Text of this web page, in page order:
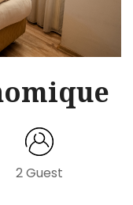
2 Guest